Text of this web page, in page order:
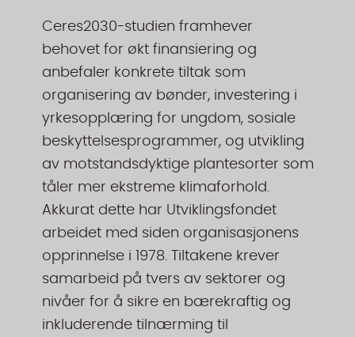
Ceres2030-studien framhever
behovet for økt finansiering og
anbefaler konkrete tiltak som
organisering av bønder, investering i
yrkesopplæring for ungdom, sosiale
beskyttelsesprogrammer, og utvikling
av motstandsdyktige plantesorter som
tåler mer ekstreme klimaforhold.
Akkurat dette har Utviklingsfondet
arbeidet med siden organisasjonens
opprinnelse i 1978. Tiltakene krever
samarbeid på tvers av sektorer og
nivåer for å sikre en bærekraftig og
inkluderende tilnærming til